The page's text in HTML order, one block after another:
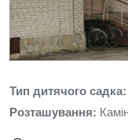
Тип дитячого садка:
Розташування: